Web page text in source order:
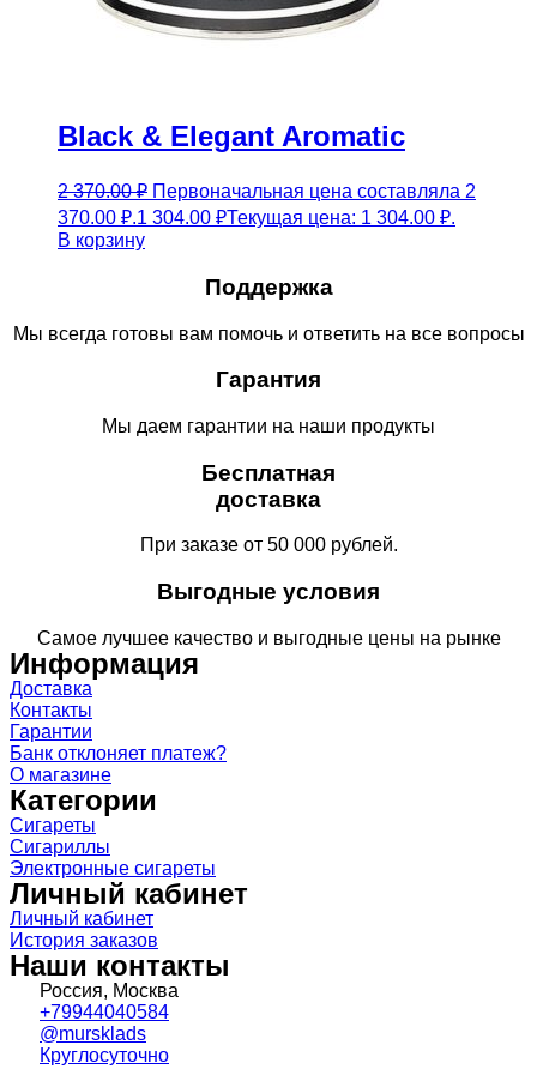
Black & Elegant Aromatic
2 370.00₽ Первоначальная цена составляла 2
370.00 ₽.1 304.00 ₽Текущая цена: 1 304.00 ₽.
В корзину
Поддержка
Мы всегда готовы вам помочь и ответить на все вопросы
Гарантия
Мы даем гарантии на наши продукты
Бесплатная
доставка
При заказе от 50 000 рублей.
Выгодные условия
Самое лучшее качество и выгодные цены на рынке
Информация
Доставка
Контакты
Гарантии
Банк отклоняет платеж?
О магазине
Категории
Сигареты
Сигариллы
Электронные сигареты
Личный кабинет
Личный кабинет
История заказов
Наши контакты
Россия, Москва
+79944040584
@mursklads
Круглосуточно